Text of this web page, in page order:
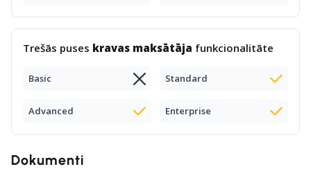
Trešās puses kravas maksātāja funkcionalitāte
Basic Standard
Advanced Enterprise
Dokumenti